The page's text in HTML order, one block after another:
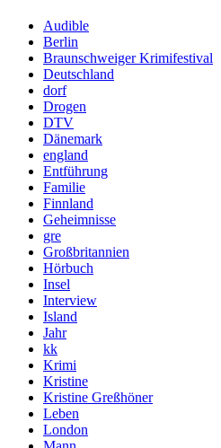
Audible
Berlin
Braunschweiger Krimifestival
Deutschland
dorf
Drogen
DTV
Dänemark
england
Entführung
Familie
Finnland
Geheimnisse
gre
Großbritannien
Hörbuch
Insel
Interview
Island
Jahr
kk
Krimi
Kristine
Kristine Greßhöner
Leben
London